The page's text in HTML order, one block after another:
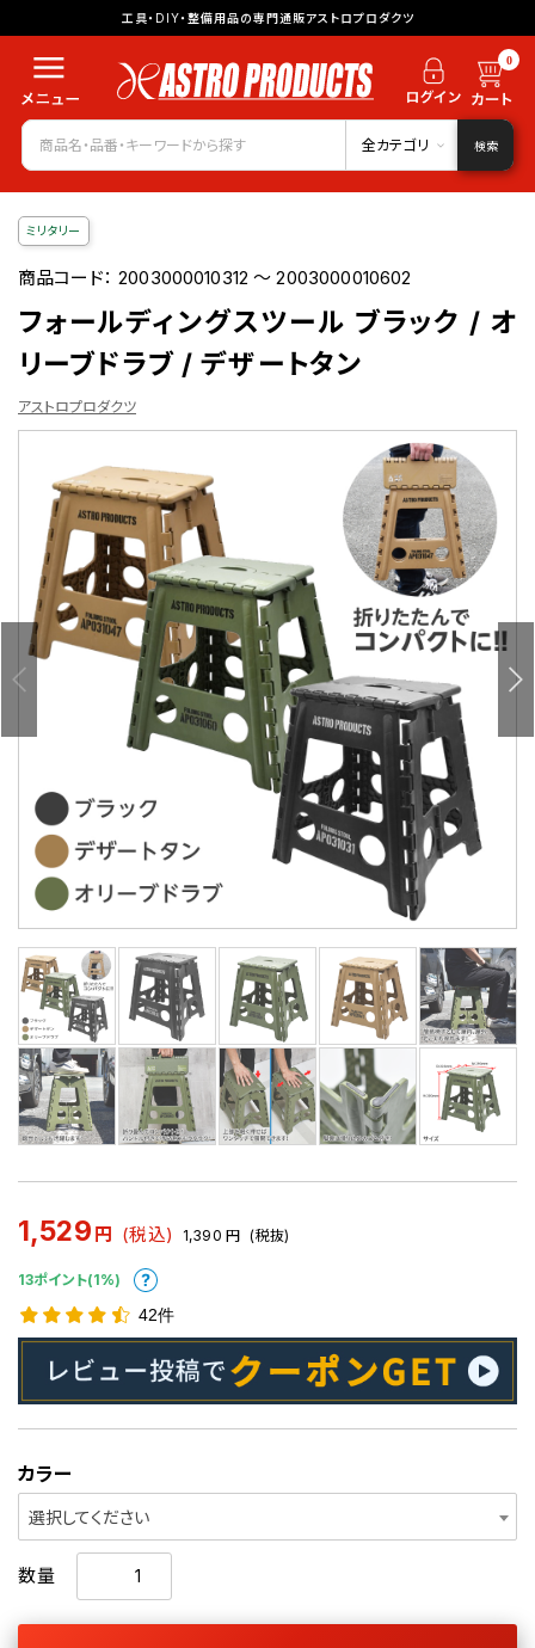
工具・DIY・整備用品の専門通販アストロプロダクツ
0
全カテゴリ 検索
ミリタリー
商品コード：2003000010312 ～ 2003000010602
フォールディングスツール ブラック / オ
リーブドラブ / デザートタン
アストロプロダクツ
1,529 円 (税込) 1,390 円 (税抜)
13ポイント(1%)
42件
カラー
選択してください
数量